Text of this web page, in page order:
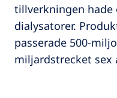
tillverkningen
dialysatorer.
passerade 500-
miljardstrecket sex